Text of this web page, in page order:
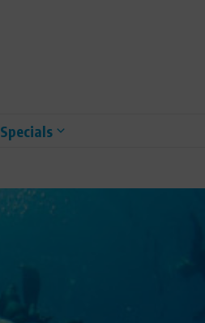
Specials